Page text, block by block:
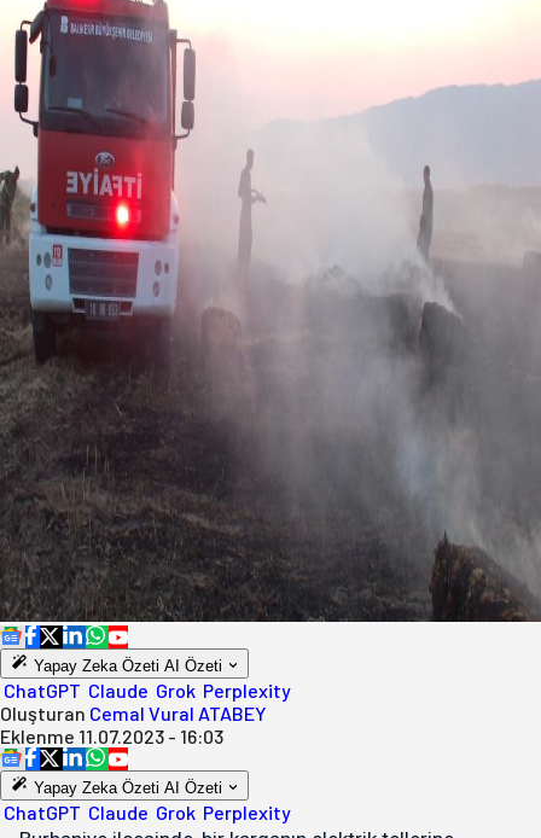
Yapay Zeka Özeti AI Özeti
ChatGPT Claude Grok Perplexity
Oluşturan Cemal Vural ATABEY
Eklenme 11.07.2023 - 16:03
Yapay Zeka Özeti AI Özeti
ChatGPT Claude Grok Perplexity